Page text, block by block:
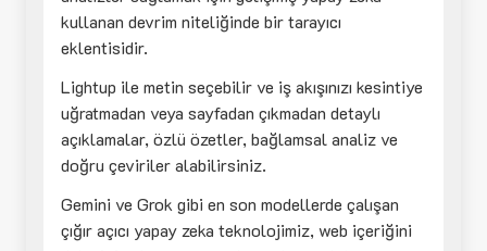
kullanan devrim niteliğinde bir tarayıcı
eklentisidir.
Lightup ile metin seçebilir ve iş akışınızı kesintiye
uğratmadan veya sayfadan çıkmadan detaylı
açıklamalar, özlü özetler, bağlamsal analiz ve
doğru çeviriler alabilirsiniz.
Gemini ve Grok gibi en son modellerde çalışan
çığır açıcı yapay zeka teknolojimiz, web içeriğini